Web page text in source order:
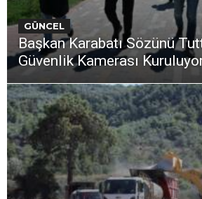
GÜNCEL
Başkan Karabatı Sözünü
Güvenlik Kamerası